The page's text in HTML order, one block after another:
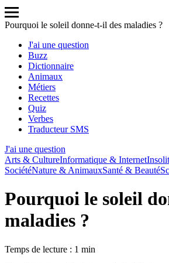
Pourquoi le soleil donne-t-il des maladies ?
J'ai une question
Buzz
Dictionnaire
Animaux
Métiers
Recettes
Quiz
Verbes
Traducteur SMS
J'ai une question
Arts & CultureInformatique & Internet
SociétéNature & AnimauxSanté & Beauté
Pourquoi le soleil
maladies ?
Temps de lecture : 1 min